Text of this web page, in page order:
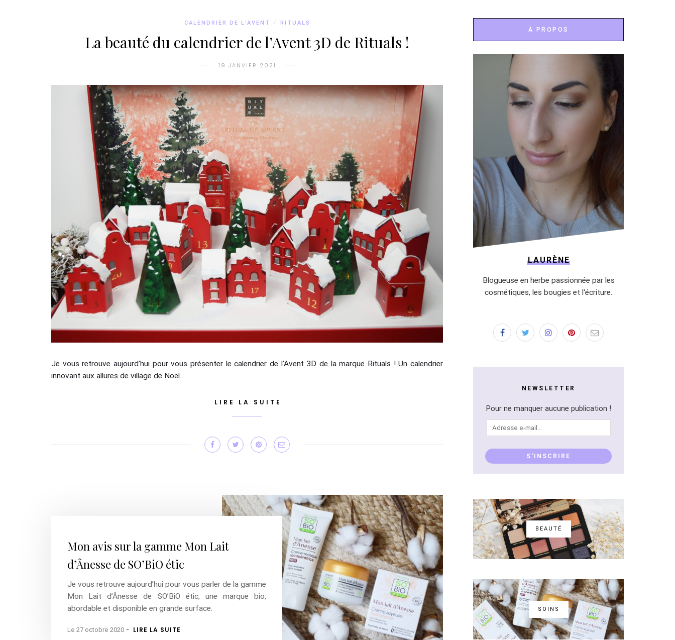
CALENDRIER DE L'AVENT / RITUALS
La beauté du calendrier de l’Avent 3D de Rituals !
19 JANVIER 2021
Je vous retrouve aujourd’hui pour vous présenter le calendrier de l’Avent 3D de la marque Rituals ! Un calendrier
innovant aux allures de village de Noël.
LIRE LA SUITE
Mon avis sur la gamme Mon Lait
d’Ânesse de SO’BiO étic
Je vous retrouve aujourd’hui pour vous parler de la gamme
Mon Lait d’Ânesse de SO’BiO étic, une marque bio,
abordable et disponible en grande surface.
Le 27 octobre 2020 - LIRE LA SUITE
À PROPOS
LAURÈNE
Blogueuse en herbe passionnée par les
cosmétiques, les bougies et l'écriture.
NEWSLETTER
Pour ne manquer aucune publication !
Adresse
e-
S'INSCRIRE
BEAUTÉ
SOINS